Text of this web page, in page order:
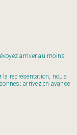
arriver au moins
la représentation, nous
arrivez en avance